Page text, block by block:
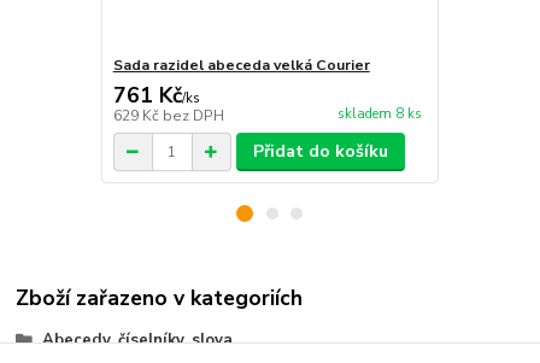
Sada razidel abeceda velká Courier
761 Kč/ks
629 Kč bez DPH skladem 8 ks
Přidat do košíku
Zboží zařazeno v kategoriích
Abecedy, číselníky, slova